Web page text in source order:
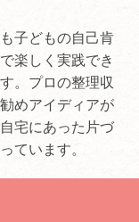
子どもの自己肯
楽しく実践でき
。プロの整理収
めアイディアが
宅にあった片づ
ています。